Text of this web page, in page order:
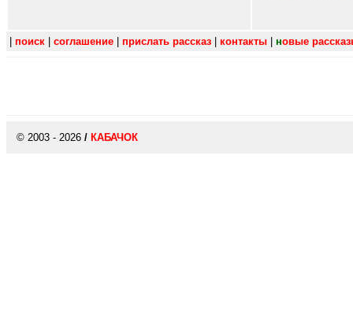
поиск соглашение прислать рассказ контакты новые
© 2003 - 2026 / КАБАЧОК